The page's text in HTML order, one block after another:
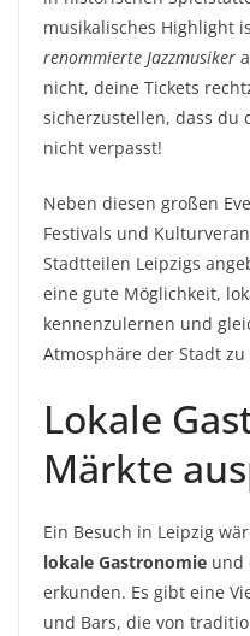
musikalisches Highlight
renommierte Jazzmusiker
nicht, deine Tickets
sicherzustellen, dass du
nicht verpasst!
Neben diesen großen
Festivals und
Stadtteilen Leipzigs
eine gute Möglichkeit,
kennenzulernen und
Atmosphäre der Stadt zu
Lokale
Märkte
Ein Besuch in Leipzig
lokale Gastronomie und
erkunden. Es gibt eine
und Bars, die von